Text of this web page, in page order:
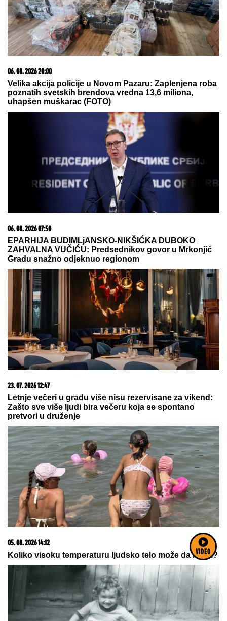
VIDEO
REGISTRUJ SE UZ PROMO KOD CASINO Preuzmi
1500 BESPLATNIH SPINOVA
06. 08. 2026 19:42
Гутереш осудио украјинске нападе на руску
banke
Вучевић: Ђилас је свестан да је пред политичким
бродоломом
06. 08. 2026 20:00
Velika akcija policije u Novom Pazaru: Zaplenjena roba
poznatih svetskih brendova vredna 13,6 miliona,
uhapšen muškarac (FOTO)
06. 08. 2026 07:50
EPARHIJA BUDIMLjANSKO-NIKŠIĆKA DUBOKO
ZAHVALNA VUČIĆU: Predsednikov govor u Mrkonjić
Gradu snažno odjeknuo regionom